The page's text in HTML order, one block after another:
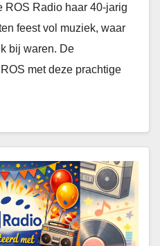
Radio haar 40‑jarig
feest vol muziek, waar
bij waren. De
met deze prachtige